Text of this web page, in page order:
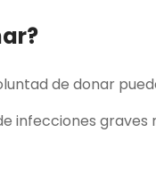
de donar
infecciones